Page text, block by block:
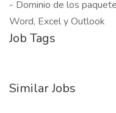
- Dominio de los
Word, Excel y Outlook
Job Tags
Similar Jobs